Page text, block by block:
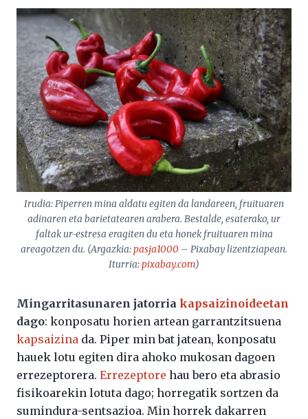
Irudia: Piperren mina aldatu egiten da landareen, fruituaren
adinaren eta barietatearen arabera. Bestalde, esaterako, ur
faltak ur-estresa eragiten du eta honek fruituaren mina
areagotzen du. (Argazkia:pasja1000 – Pixabay lizentziapean.
Iturria:pixabay.com)
Mingarritasunaren jatorria kapsaizinoideetan
dago: konposatu horien artean garrantzitsuena
kapsaizina da. Piper min bat jatean, konposatu
hauek lotu egiten dira ahoko mukosan dagoen
errezeptorera. Errezeptore hau bero eta abrasio
fisikoarekin lotuta dago; horregatik sortzen da
sumindura-sentsazioa. Min horrek dakarren